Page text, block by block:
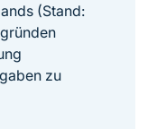
(Stand:
zu